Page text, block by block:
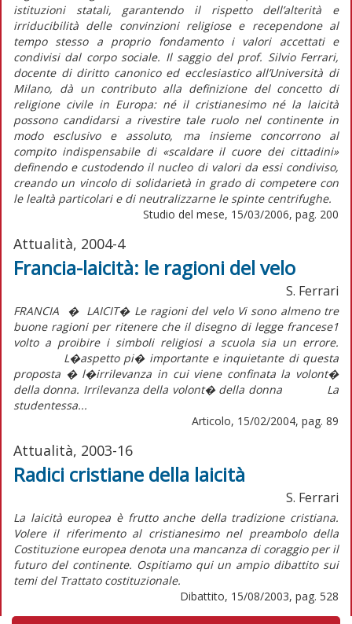
istituzioni statali, garantendo il rispetto dell’alterità e
irriducibilità delle convinzioni religiose e recependone al
tempo stesso a proprio fondamento i valori accettati e
condivisi dal corpo sociale. Il saggio del prof. Silvio Ferrari,
docente di diritto canonico ed ecclesiastico all’Università di
Milano, dà un contributo alla definizione del concetto di
religione civile in Europa: né il cristianesimo né la laicità
possono candidarsi a rivestire tale ruolo nel continente in
modo esclusivo e assoluto, ma insieme concorrono al
compito indispensabile di «scaldare il cuore dei cittadini»
definendo e custodendo il nucleo di valori da essi condiviso,
creando un vincolo di solidarietà in grado di competere con
le lealtà particolari e di neutralizzarne le spinte centrifughe.
Studio del mese, 15/03/2006, pag. 200
Attualità, 2004-4
Francia-laicità: le ragioni del velo
S. Ferrari
FRANCIA � LAICIT� Le ragioni del velo Vi sono almeno tre
buone ragioni per ritenere che il disegno di legge francese1
volto a proibire i simboli religiosi a scuola sia un errore.
L�aspetto pi� importante e inquietante di questa
proposta � l�irrilevanza in cui viene confinata la volont�
della donna. Irrilevanza della volont� della donna La
studentessa...
Articolo, 15/02/2004, pag. 89
Attualità, 2003-16
Radici cristiane della laicità
S. Ferrari
La laicità europea è frutto anche della tradizione cristiana.
Volere il riferimento al cristianesimo nel preambolo della
Costituzione europea denota una mancanza di coraggio per il
futuro del continente. Ospitiamo qui un ampio dibattito sui
temi del Trattato costituzionale.
Dibattito, 15/08/2003, pag. 528